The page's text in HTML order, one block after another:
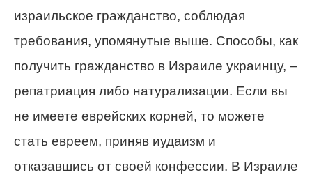
израильское гражданство, соблюдая
требования, упомянутые выше. Способы, как
получить гражданство в Израиле украинцу, –
репатриация либо натурализации. Если вы
не имеете еврейских корней, то можете
стать евреем, приняв иудаизм и
отказавшись от своей конфессии. В Израиле